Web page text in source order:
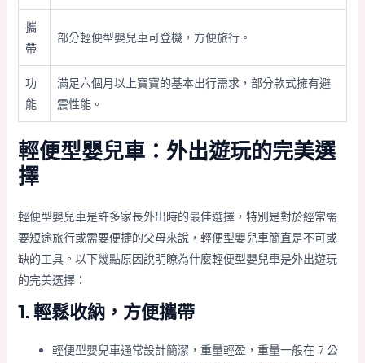
攜
帶
部分輕便型嬰兒車可登機，方便旅行。
功
能
滿足六個月以上寶寶的基本出行需求，部分款式擁有避
震性能。
輕便型嬰兒車：外出遊玩的完美選
擇
輕便型嬰兒車是許多家長外出時的最佳選擇，特別是對於經常需
要短途旅行或需要便捷的父母來說，輕便型嬰兒車簡直是不可或
缺的工具。以下幾點原因說明瞭為什麼輕便型嬰兒車是外出遊玩
的完美選擇：
1. 輕鬆收納，方便攜帶
輕便型嬰兒車通常設計簡潔，重量輕盈，重量一般在 7 公